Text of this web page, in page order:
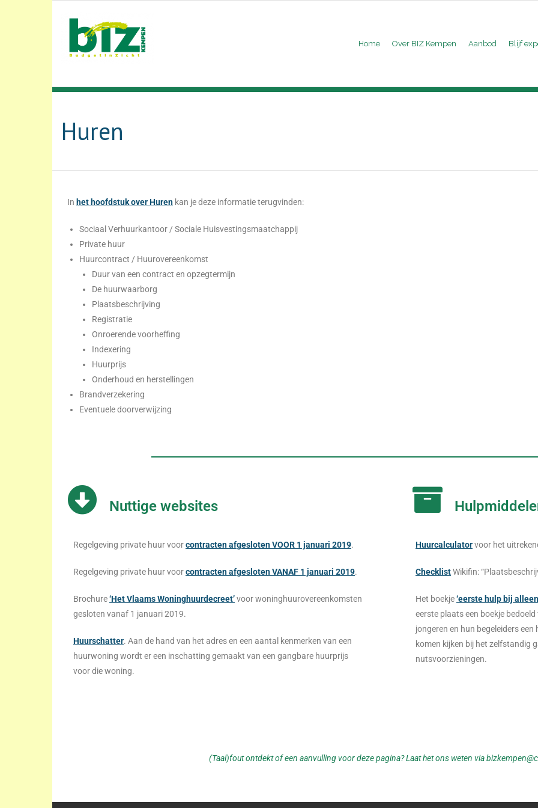
Home Over BIZ Kempen Aanbod Blijf
Huren
In het hoofdstuk over Huren kan je deze informatie terugvinden:
Sociaal Verhuurkantoor / Sociale Huisvestingsmaatchappij
Private huur
Huurcontract / Huurovereenkomst
Duur van een contract en opzegtermijn
De huurwaarborg
Plaatsbeschrijving
Registratie
Onroerende voorheffing
Indexering
Huurprijs
Onderhoud en herstellingen
Brandverzekering
Eventuele doorverwijzing
Nuttige websites
Regelgeving private huur voorcontracten afgesloten VOOR 1 januari 2019.
Regelgeving private huur voorcontracten afgesloten VANAF 1 januari 2019.
Brochure‘Het Vlaams Woninghuurdecreet’voor woninghuurovereenkomsten
gesloten vanaf 1 januari 2019.
Huurschatter. Aan de hand van het adres en een aantal kenmerken van een
huurwoning wordt er een inschatting gemaakt van een gangbare huurprijs
voor die woning.
Huurcalculatorvoor het
ChecklistWikifin:
Het boekje‘eerste hulp bij alleen
eerste plaats een boekje
jongeren en hun begeleiders
komen kijken bij het zelfstandig
nutsvoorzieningen.
(Taal)fout ontdekt of een aanvulling voor deze pagina? Laat het ons weten via